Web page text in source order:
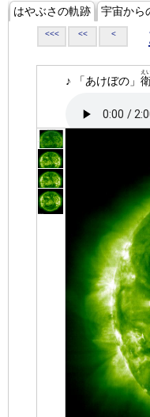
はやぶさの軌跡 宇宙から
<<< << <
♪ 「あけぼの」
え